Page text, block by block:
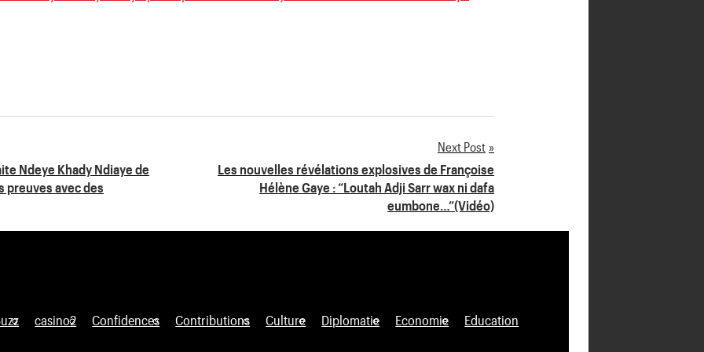
Ndeye Khady Ndiaye de
preuves avec des
Next Post
Les nouvelles révélations explosives de Françoise
Hélène Gaye : “Loutah Adji Sarr wax ni dafa
eumbone…”(Vidéo)
casino2 Confidences Contributions Culture Diplomatie Economie Education